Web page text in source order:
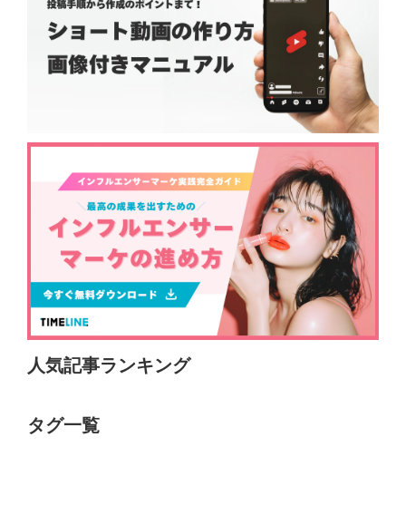
人気記事ランキング
タグ一覧